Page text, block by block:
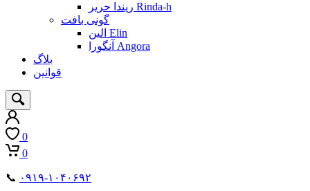
ریندا حریر Rinda-h
گونی بافت
الین Elin
آنگورا Angora
بلاگ
قوانین
0
0
📞 ۰۹۱۹-۱۰۴۰۶۹۲